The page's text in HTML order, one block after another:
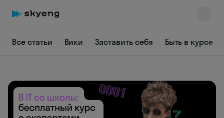
Все статьи Вики Заставить себя Быть в курсе